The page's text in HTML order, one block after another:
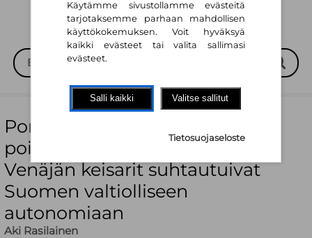
Porvoon valtiopäivien
poiskirjoitettu historia : miten
Venäjän keisarit suhtautuivat
Suomen valtiolliseen
autonomiaan
Aki Rasilainen
Käytämme sivustollamme evästeitä
tarjotaksemme parhaan mahdollisen
käyttökokemuksen. Voit hyväksyä
kaikki evästeet tai valita sallimasi
evästeet.
Salli kaikki Valitse sallitut
Tietosuojaseloste